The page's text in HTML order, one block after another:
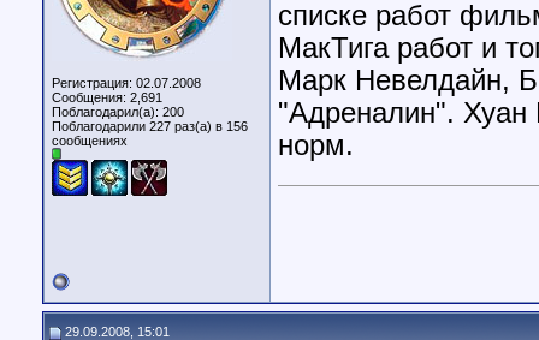
Регистрация: 02.07.2008
Сообщения: 2,691
Поблагодарил(а): 200
Поблагодарили 227 раз(а) в 156
сообщениях
списке работ
МакТига работ и
Марк Невелдайн,
"Адреналин". Хуан
норм.
29.09.2008, 15:01